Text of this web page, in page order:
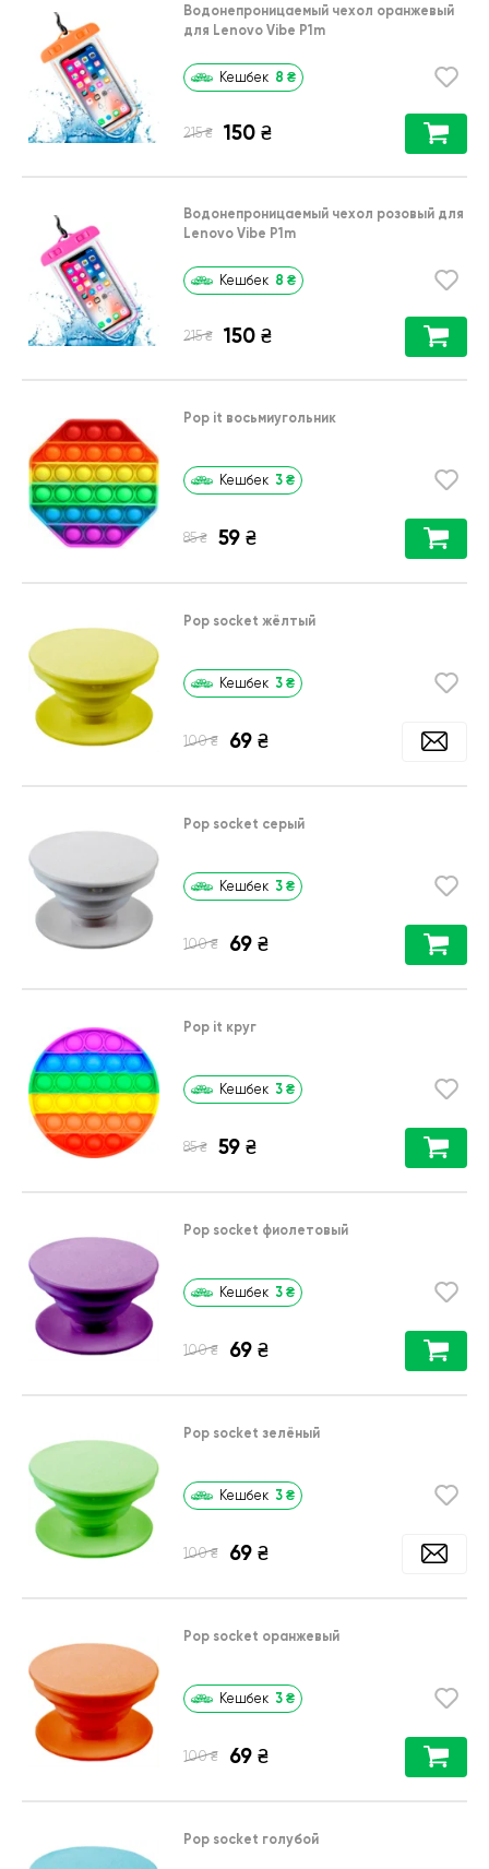
Водонепроницаемый чехол оранжевый
для Lenovo Vibe P1m
Кешбек 8 ₴
215 ₴ 150 ₴
Водонепроницаемый чехол розовый для
Lenovo Vibe P1m
Кешбек 8 ₴
215 ₴ 150 ₴
Pop it восьмиугольник
Кешбек 3 ₴
85 ₴ 59 ₴
Pop socket жёлтый
Кешбек 3 ₴
100 ₴ 69 ₴
Pop socket серый
Кешбек 3 ₴
100 ₴ 69 ₴
Pop it круг
Кешбек 3 ₴
85 ₴ 59 ₴
Pop socket фиолетовый
Кешбек 3 ₴
100 ₴ 69 ₴
Pop socket зелёный
Кешбек 3 ₴
100 ₴ 69 ₴
Pop socket оранжевый
Кешбек 3 ₴
100 ₴ 69 ₴
Pop socket голубой